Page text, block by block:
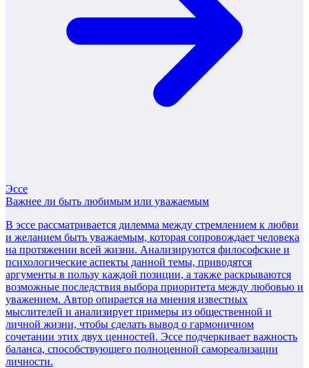
Эссе
Важнее ли быть любимым или уважаемым
В эссе рассматривается дилемма между стремлением к любви
и желанием быть уважаемым, которая сопровождает человека
на протяжении всей жизни. Анализируются философские и
психологические аспекты данной темы, приводятся
аргументы в пользу каждой позиции, а также раскрываются
возможные последствия выбора приоритета между любовью и
уважением. Автор опирается на мнения известных
мыслителей и анализирует примеры из общественной и
личной жизни, чтобы сделать вывод о гармоничном
сочетании этих двух ценностей. Эссе подчеркивает важность
баланса, способствующего полноценной самореализации
личности.